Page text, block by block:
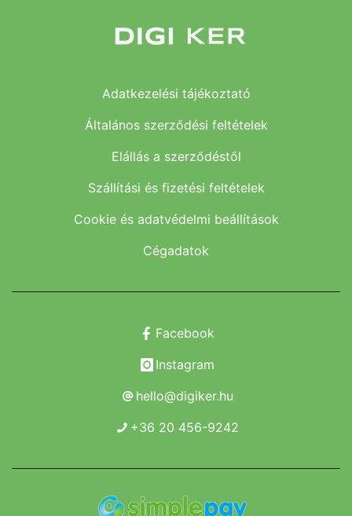
Adatkezelési tájékoztató
Általános szerződési feltételek
Elállás a szerződéstől
Szállítási és fizetési feltételek
Cookie és adatvédelmi beállítások
Cégadatok
Facebook
Instagram
hello@digiker.hu
+36 20 456-9242